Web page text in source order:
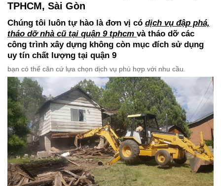
TPHCM, Sài Gòn
Chúng tôi luôn tự hào là đơn vị có dịch vụ đập phá,
tháo dỡ nhà cũ tại quận 9 tphcm và tháo dỡ các
công trình xây dựng không còn mục đích sử dụng
uy tín chất lượng tại quận 9
bạn có thể căn cứ lựa chọn dịch vụ phù hợp với nhu cầu.